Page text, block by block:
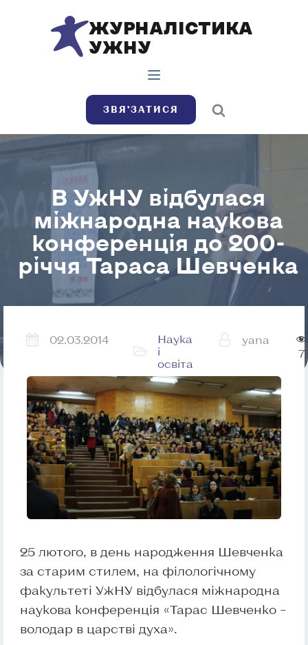
ЖУРНАЛІСТИКА
УЖНУ
ЗВЯ’ЗАТИСЯ
В УжНУ відбулася
міжнародна наукова
конференція до 200-
річчя Тараса Шевченка
02.03.2014
Наука
і
освіта
yana
7
25 лютого, в день народження Шевченка
за старим стилем, на філологічному
факультеті УжНУ відбулася міжнародна
наукова конференція «Тарас Шевченко –
володар в царстві духа».